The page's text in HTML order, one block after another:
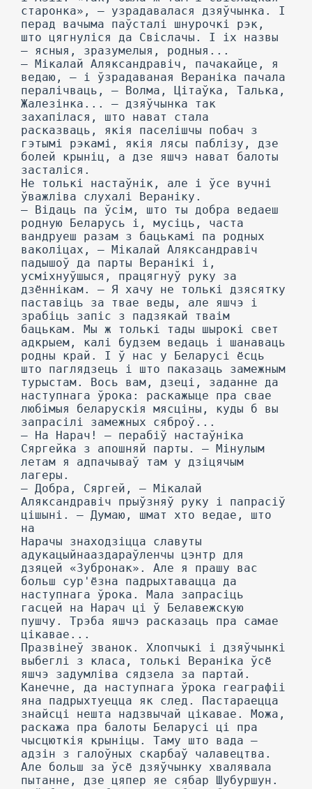
старонка», — узрадавалася дзяўчынка. I
перад вачыма паўсталі шнурочкі рэк,
што цягнуліся да Свіслачы. I іх назвы
— ясныя, зразумелыя, родныя...
— Мікалай Аляксандравіч, пачакайце, я
ведаю, — і ўзрадаваная Вераніка пачала
пералічваць, — Волма, Цітаўка, Талька,
Жалезінка... — дзяўчынка так
захапілася, што нават стала
расказваць, якія паселішчы побач з
гэтымі рэкамі, якія лясы паблізу, дзе
болей крыніц, а дзе яшчэ нават балоты
засталіся.
He толькі настаўнік, але і ўсе вучні
ўважліва слухалі Вераніку.
— Відаць па ўсім, што ты добра ведаеш
родную Беларусь і, мусіць, часта
вандруеш разам з бацькамі па родных
ваколіцах, — Мікалай Аляксандравіч
падышоў да парты Веранікі і,
усміхнуўшыся, працягнуў руку за
дзённікам. — Я хачу не толькі дзясятку
паставіць за твае веды, але яшчэ і
зрабіць запіс з падзякай тваім
бацькам. Мы ж толькі тады шырокі свет
адкрыем, калі будзем ведаць і шанаваць
родны край. I ў нас у Беларусі ёсць
што паглядзець і што паказаць замежным
турыстам. Вось вам, дзеці, заданне да
наступнага ўрока: раскажыце пра свае
любімыя беларускія мясціны, куды б вы
запрасілі замежных сяброў...
— На Нарач! — перабіў настаўніка
Сяргейка з апошняй парты. — Мінулым
летам я адпачываў там у дзіцячым
лагеры.
— Добра, Сяргей, — Мікалай
Аляксандравіч прыўзняў руку і папрасіў
цішыні. — Думаю, шмат хто ведае, што
на
Нарачы знаходзіцца славуты
адукацыйнааздараўленчы цэнтр для
дзяцей «Зубронак». Але я прашу вас
больш сур'ёзна падрыхтавацца да
наступнага ўрока. Мала запрасіць
гасцей на Нарач ці ў Белавежскую
пушчу. Трэба яшчэ расказаць пра самае
цікавае...
Празвінеў званок. Хлопчыкі і дзяўчынкі
выбеглі з класа, толькі Вераніка ўсё
яшчэ задумліва сядзела за партай.
Канечне, да наступнага ўрока геаграфіі
яна падрыхтуецца як след. Пастараецца
знайсці нешта надзвычай цікавае. Можа,
раскажа пра балоты Беларусі ці пра
чысцюткія крыніцы. Таму што вада —
адзін з галоўных скарбаў чалавецтва.
Але больш за ўсё дзяўчынку хвалявала
пытанне, дзе цяпер яе сябар Шубуршун.